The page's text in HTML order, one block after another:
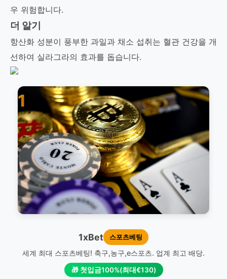
우 위험합니다.
더 알기
항산화 성분이 풍부한 과일과 채소 섭취는 혈관 건강을 개
선하여 실라그라의 효과를 돕습니다.
1
1xBet 스포츠베팅
세계 최대 스포츠베팅! 축구,농구,e스포츠. 업계 최고 배당.
🎁 첫입금100%(최대€130)